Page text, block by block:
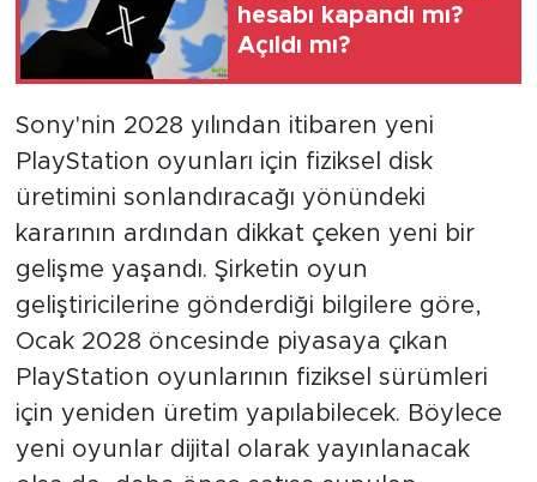
hesabı kapandı mı?
Açıldı mı?
Sony'nin 2028 yılından itibaren yeni
PlayStation oyunları için fiziksel disk
üretimini sonlandıracağı yönündeki
kararının ardından dikkat çeken yeni bir
gelişme yaşandı. Şirketin oyun
geliştiricilerine gönderdiği bilgilere göre,
Ocak 2028 öncesinde piyasaya çıkan
PlayStation oyunlarının fiziksel sürümleri
için yeniden üretim yapılabilecek. Böylece
yeni oyunlar dijital olarak yayınlanacak